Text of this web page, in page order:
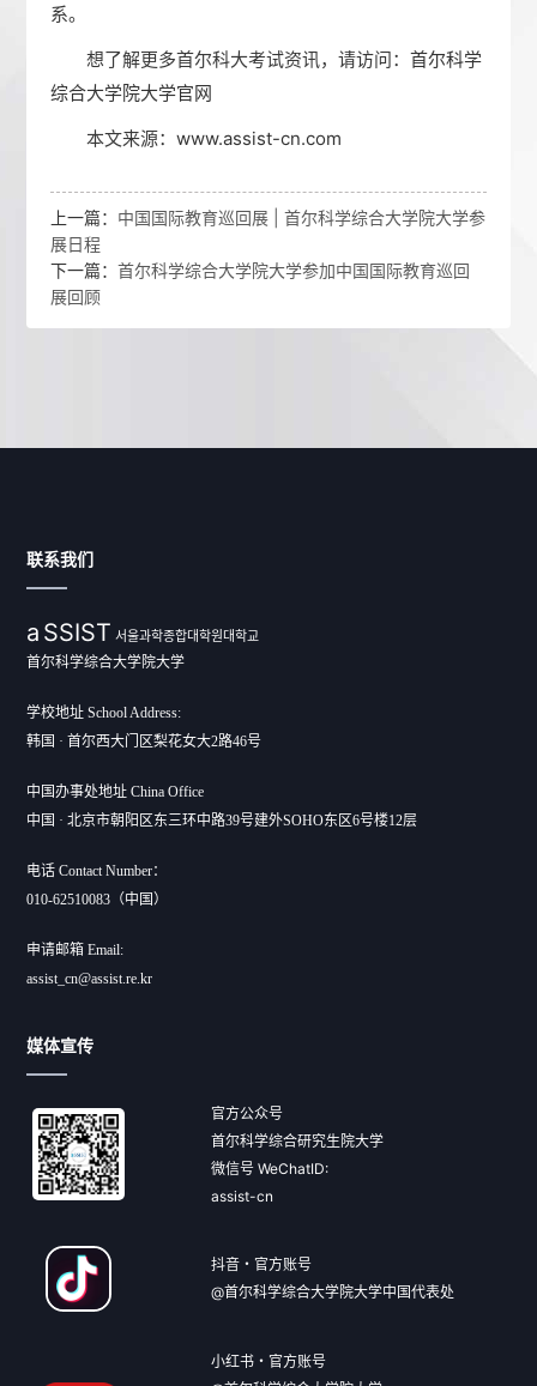
系。
想了解更多首尔科大考试资讯，请访问：首尔科学
综合大学院大学官网
本文来源：www.assist-cn.com
上一篇： 中国国际教育巡回展 | 首尔科学综合大学院大学参
展日程
下一篇：首尔科学综合大学院大学参加中国国际教育巡回
展回顾
联系我们
a SSIST 서울과학종합대학원대학교
首尔科学综合大学院大学
学校地址 School Address:
韩国 · 首尔西大门区梨花女大2路46号
中国办事处地址 China Office
中国 · 北京市朝阳区东三环中路39号建外SOHO东区6号楼12层
电话 Contact Number：
010-62510083（中国）
申请邮箱 Email:
assist_cn@assist.re.kr
媒体宣传
官方公众号
首尔科学综合研究生院大学
微信号 WeChatID:
assist-cn
抖音・官方账号
@首尔科学综合大学院大学中国代表处
小红书・官方账号